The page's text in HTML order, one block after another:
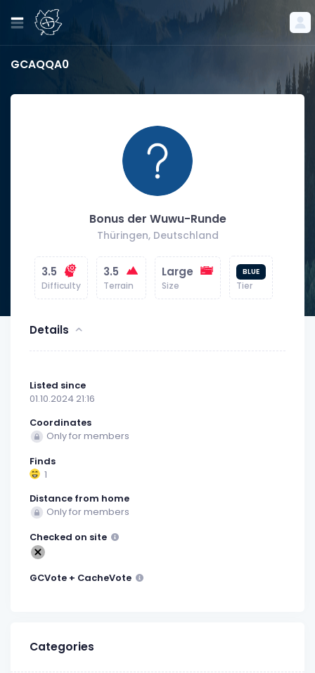
GCAQQA0
Bonus der Wuwu-Runde
Thüringen, Deutschland
3.5
Difficulty
3.5
Terrain
Large
Size
BLUE
Tier
Details
Listed since
01.10.2024 21:16
Coordinates
Only for members
Finds
1
Distance from home
Only for members
Checked on site
GCVote + CacheVote
Categories